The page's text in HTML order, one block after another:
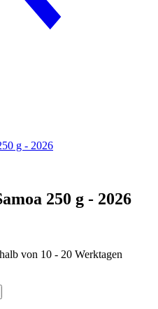
g - 2026
250 g - 2026
von 10 - 20 Werktagen